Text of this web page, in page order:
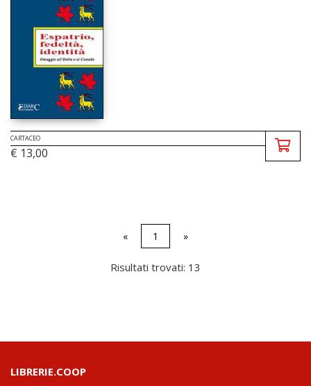
CARTACEO
€ 13,00
« 1 »
Risultati trovati: 13
LIBRERIE.COOP